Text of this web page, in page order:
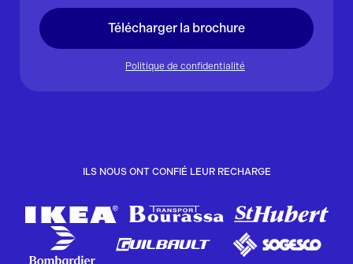
Télécharger la brochure
Politique de confidentialité
ILS NOUS ONT CONFIÉ LEUR RECHARGE